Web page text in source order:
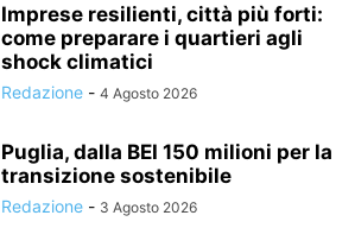
Imprese resilienti, città più forti:
come preparare i quartieri agli
shock climatici
Redazione - 4 Agosto 2026
Puglia, dalla BEI 150 milioni per la
transizione sostenibile
Redazione - 3 Agosto 2026